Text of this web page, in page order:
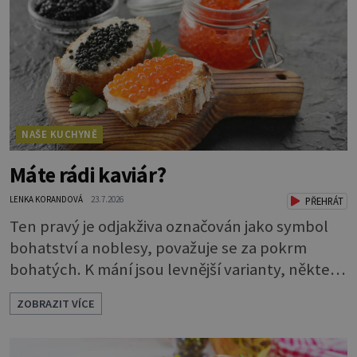
přidají brambory nakrájené na kousky a dají
vařit. Brambor
NAŠE KUCHYNĚ
Máte rádi kaviár?
LENKA KORANDOVÁ 23.7.2026 PŘEHRÁT
Ten pravý je odjakživa označován jako symbol
bohatství a noblesy, považuje se za pokrm
bohatých. K mání jsou levnější varianty, některé
jsou ale dobarvovány a obsahují aditiva. Kaviár
jsou jikry vybraných druhů ryb. Je to zdravá
lahůdka. Najdete v něm plnohodnotné
ZOBRAZIT VÍCE